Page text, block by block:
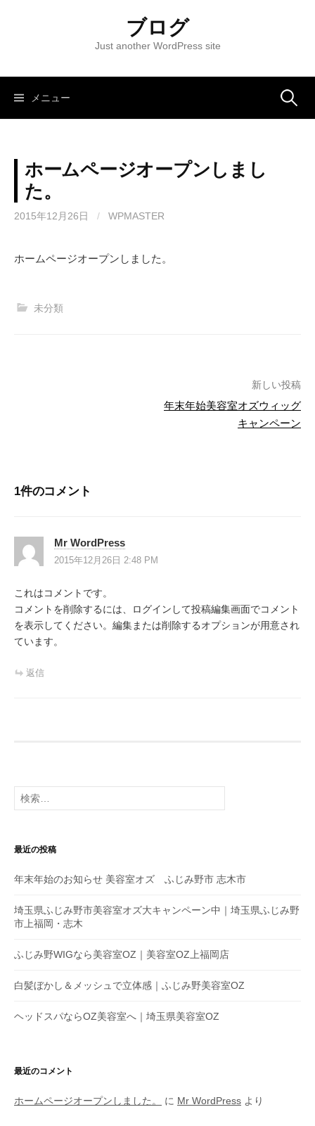
ツ
ブログ
Just another WordPress site
メニュー 検
ホームページオープンしまし
た。
2015年12月26日 / WPMASTER
ホームページオープンしました。
未分類
ビ
ー
ョ
ン
新しい投稿
年末年始美容室オズウィッグ
キャンペーン
1件のコメント
Mr WordPress
2015年12月26日 2:48 PM
これはコメントです。
コメントを削除するには、ログインして投稿編集画面でコメント
を表示してください。編集または削除するオプションが用意され
ています。
返信
検
索
最近の投稿
年末年始のお知らせ 美容室オズ ふじみ野市 志木市
埼玉県ふじみ野市美容室オズ大キャンペーン中｜埼玉県ふじみ野
市上福岡・志木
ふじみ野WIGなら美容室OZ｜美容室OZ上福岡店
白髪ぼかし＆メッシュで立体感｜ふじみ野美容室OZ
ヘッドスパならOZ美容室へ｜埼玉県美容室OZ
最近のコメント
ホームページオープンしました。 に Mr WordPress より